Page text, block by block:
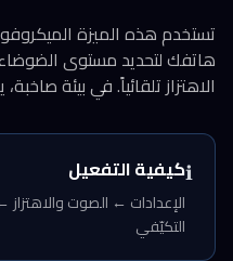
تستخدم هذه الميزة
هاتفك لتحديد مستوى
الاهتزاز تلقائياً. في بيئة
ℹ️كيفية التفعيل
الإعدادات ← الصوت والاهتزاز
التكيّفي